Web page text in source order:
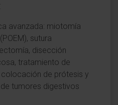
avanzada: miotomía
sutura
disección
tratamiento de
de prótesis y
tumores digestivos